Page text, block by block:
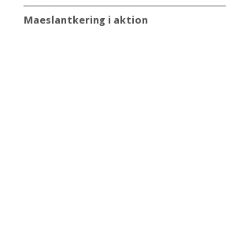
Maeslantkering i aktion